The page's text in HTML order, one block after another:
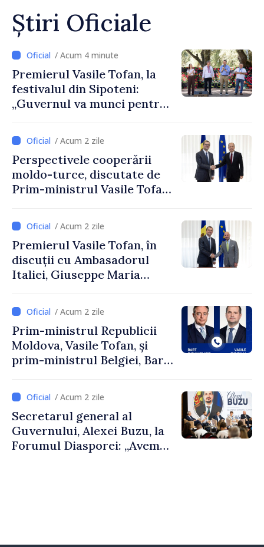
Știri Oficiale
/ Acum 4 minute
Premierul Vasile Tofan, la
festivalul din Sipoteni:
„Guvernul va munci pentru
comunitate și toți
moldovenii să prospere”
/ Acum 2 zile
Perspectivele cooperării
moldo-turce, discutate de
Prim-ministrul Vasile Tofan
Uygar Mustafa Sertel
/ Acum 2 zile
Premierul Vasile Tofan, în
discuții cu Ambasadorul
Italiei, Giuseppe Maria
/ Acum 2 zile
Prim-ministrul Republicii
Moldova, Vasile Tofan, și
prim-ministrul Belgiei, Bart
despre parcursul european
al Republicii Moldova.
/ Acum 2 zile
Secretarul general al
Guvernului, Alexei Buzu, la
Forumul Diasporei: „Avem